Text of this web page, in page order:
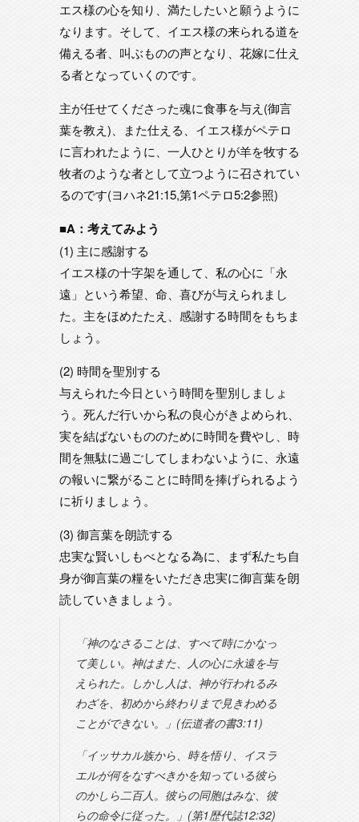
エス様の心を知り、満たしたいと願うように
なります。そして、イエス様の来られる道を
備える者、叫ぶものの声となり、花嫁に仕え
る者となっていくのです。
主が任せてくださった魂に食事を与え(御言
葉を教え)、また仕える、イエス様がペテロ
に言われたように、一人ひとりが羊を牧する
牧者のような者として立つように召されてい
るのです(ヨハネ21:15,第1ペテロ5:2参照)
■A：考えてみよう
(1) 主に感謝する
イエス様の十字架を通して、私の心に「永
遠」という希望、命、喜びが与えられまし
た。主をほめたたえ、感謝する時間をもちま
しょう。
(2) 時間を聖別する
与えられた今日という時間を聖別しましょ
う。死んだ行いから私の良心がきよめられ、
実を結ばないもののために時間を費やし、時
間を無駄に過ごしてしまわないように、永遠
の報いに繋がることに時間を捧げられるよう
に祈りましょう。
(3) 御言葉を朗読する
忠実な賢いしもべとなる為に、まず私たち自
身が御言葉の糧をいただき忠実に御言葉を朗
読していきましょう。
「神のなさることは、すべて時にかなっ
て美しい。神はまた、人の心に永遠を与
えられた。しかし人は、神が行われるみ
わざを、初めから終わりまで見きわめる
ことができない。」(伝道者の書3:11)
「イッサカル族から、時を悟り、イスラ
エルが何をなすべきかを知っている彼ら
のかしら二百人。彼らの同胞はみな、彼
らの命令に従った。」(第1歴代誌12:32)